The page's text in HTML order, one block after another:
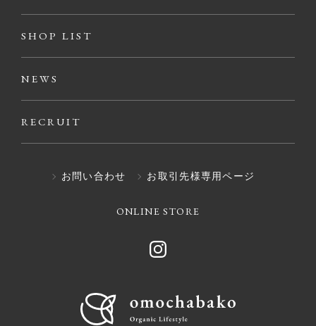
SHOP LIST
NEWS
RECRUIT
お問い合わせ お取引先様専用ページ
ONLINE STORE